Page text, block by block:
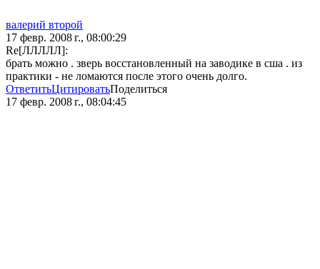
валерий второй
17 февр. 2008 г., 08:00:29
Re[ЛЛЛЛЛ]:
брать можно . зверь восстановленный на заводике в сша . из
практики - не ломаются после этого очень долго.
ОтветитьЦитироватьПоделиться
17 февр. 2008 г., 08:04:45